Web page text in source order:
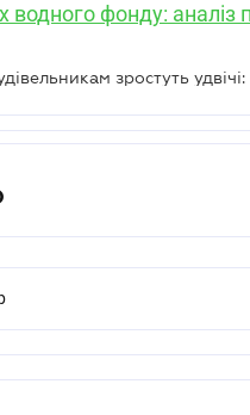
водного фонду: аналіз
зростуть